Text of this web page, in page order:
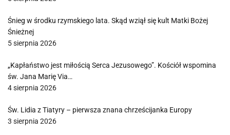
Śnieg w środku rzymskiego lata. Skąd wziął się kult Matki Bożej
Śnieżnej
5 sierpnia 2026
„Kapłaństwo jest miłością Serca Jezusowego”. Kościół wspomina
św. Jana Marię Via…
4 sierpnia 2026
Św. Lidia z Tiatyry – pierwsza znana chrześcijanka Europy
3 sierpnia 2026